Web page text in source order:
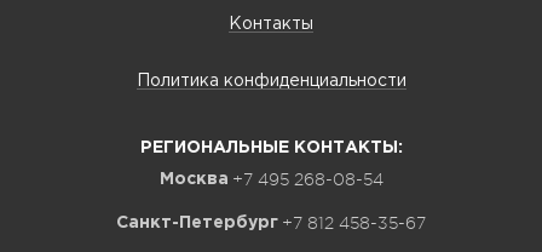
Контакты
Политика конфиденциальности
РЕГИОНАЛЬНЫЕ КОНТАКТЫ:
Москва +7 495 268-08-54
Санкт-Петербург +7 812 458-35-67